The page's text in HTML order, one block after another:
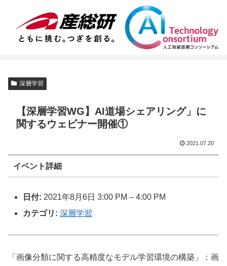
深層学習
【深層学習WG】AI道場シェアリング」に
関するウェビナー開催①
2021.07.20
イベント詳細
日付: 2021年8月6日 3:00 PM –4:00 PM
カテゴリ: 深層学習
「画像分類に関する高精度なモデル学習環境の構築」：画